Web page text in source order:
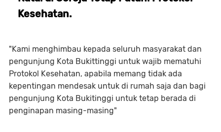
Kesehatan.
"Kami menghimbau kepada seluruh masyarakat dan
pengunjung Kota Bukittinggi untuk wajib mematuhi
Protokol Kesehatan, apabila memang tidak ada
kepentingan mendesak untuk di rumah saja dan bagi
pengunjung Kota Bukitinggi untuk tetap berada di
penginapan masing-masing"